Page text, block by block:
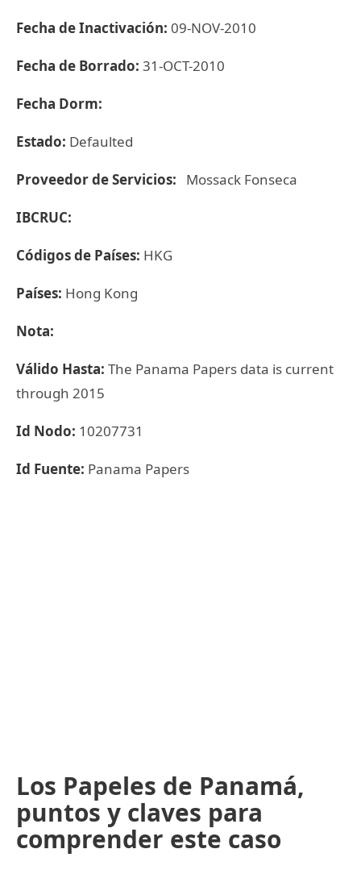
Fecha de Inactivación: 09-NOV-2010
Fecha de Borrado: 31-OCT-2010
Fecha Dorm:
Estado: Defaulted
Proveedor de Servicios: Mossack Fonseca
IBCRUC:
Códigos de Países: HKG
Países: Hong Kong
Nota:
Válido Hasta: The Panama Papers data is current
through 2015
Id Nodo: 10207731
Id Fuente: Panama Papers
Los Papeles de Panamá,
puntos y claves para
comprender este caso